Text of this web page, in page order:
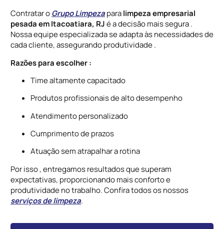
Contratar oGrupo Limpezaparalimpeza empresarial
pesada em Itacoatiara, RJé a decisão mais segura .
Nossa equipe especializada se adapta às necessidades de
cada cliente, assegurando produtividade .
Razões para escolher :
Time altamente capacitado
Produtos profissionais de alto desempenho
Atendimento personalizado
Cumprimento de prazos
Atuação sem atrapalhar a rotina
Por isso , entregamos resultados que superam
expectativas, proporcionando mais conforto e
produtividade no trabalho. Confira todos os nossos
serviços de limpeza.